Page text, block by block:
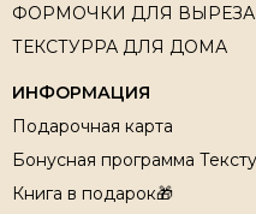
ФОРМОЧКИ ДЛЯ
ТЕКСТУРРА ДЛЯ ДОМА
ИНФОРМАЦИЯ
Подарочная карта
Бонусная программа
Книга в подарок🎁